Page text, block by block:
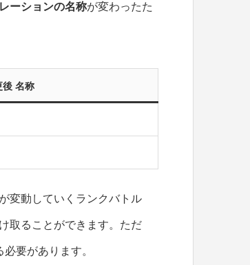
ーションの名称が変わったた
後 名称
変動していくランクバトル
取ることができます。ただ
必要があります。